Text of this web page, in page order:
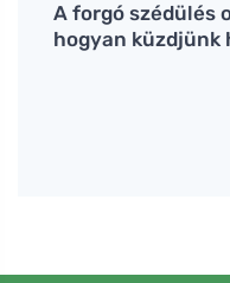
A forgó szédülés
hogyan küzdjünk